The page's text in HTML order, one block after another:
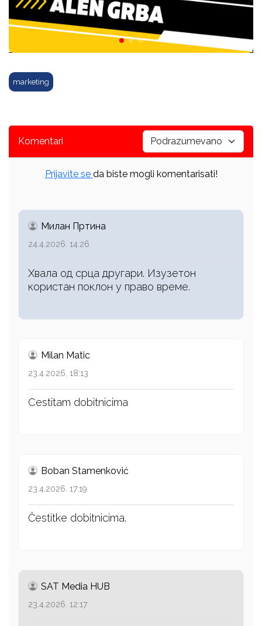
marketing
Komentari
Prijavite se da biste mogli komentarisati!
Милан Пртина
24.4.2026. 14:26
Хвала од срца другари. Изузетон
користан поклон у право време.
Milan Matic
23.4.2026. 18:13
Cestitam dobitnicima
Boban Stamenković
23.4.2026. 17:19
Čestitke dobitnicima.
SAT Media HUB
23.4.2026. 12:17